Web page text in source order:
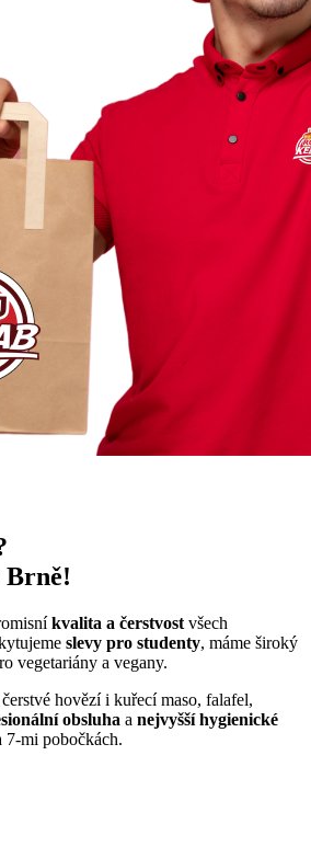
kvalita a čerstvost všech
slevy pro studenty, máme široký
vegetariány a vegany.
hovězí i kuřecí maso, falafel,
obsluha a nejvyšší hygienické
7-mi pobočkách.